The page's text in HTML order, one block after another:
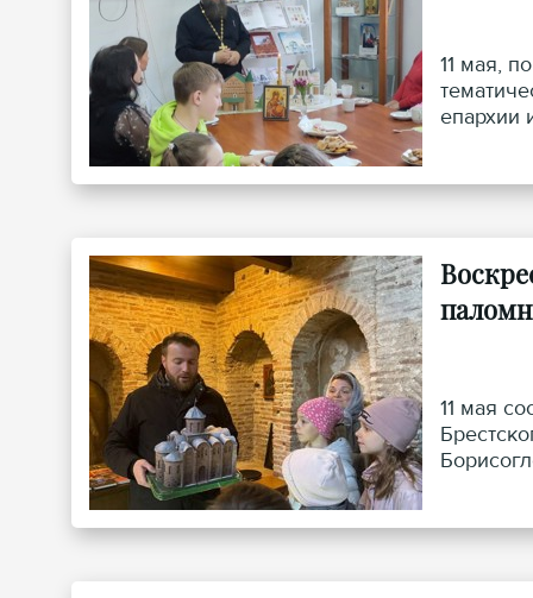
11 мая,
епархии
11 мая